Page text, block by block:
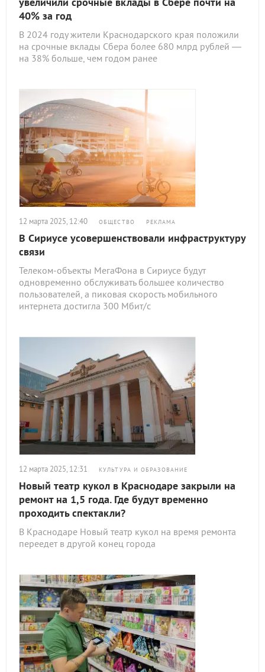
40% за год
В 2024 году жители Краснодарского края положили
на срочные вклады Сбера более 680 млрд рублей —
на 38% больше, чем годом ранее
12 марта 2025, 12:40 ОБЩЕСТВО РЕКЛАМА
В Сириусе усовершенствовали инфраструктуру
связи
Телеком-объекты МегаФона в Сириусе будут
одновременно обслуживать большее количество
пользователей, а пиковая скорость мобильного
интернета достигла 300 Мбит/с
12 марта 2025, 12:31 КУЛЬТУРА И ОБРАЗОВАНИЕ
Новый театр кукол в Краснодаре закрыли на
ремонт на 1,5 года. Где будут временно
проходить спектакли?
В Краснодаре Новый театр кукол на время ремонта
переедет в другой конец города